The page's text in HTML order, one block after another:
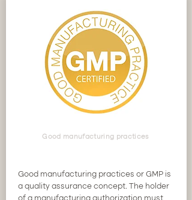
Good manufacturing practices
Good manufacturing practices or GMP is
a quality assurance concept. The holder
of a manufacturing authorization must